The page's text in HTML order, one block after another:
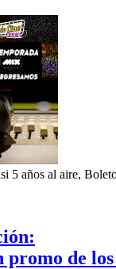
5 años al aire,
de